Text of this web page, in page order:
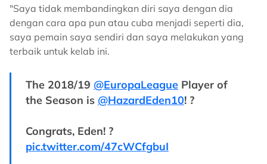
"Saya tidak membandingkan diri saya dengan dia
dengan cara apa pun atau cuba menjadi seperti dia,
saya pemain saya sendiri dan saya melakukan yang
terbaik untuk kelab ini.
The 2018/19 @EuropaLeague Player of
the Season is @HazardEden10! ?
Congrats, Eden! ?
pic.twitter.com/47cWCfgbuI